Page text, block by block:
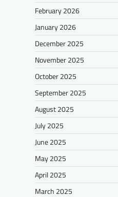
February 2026
January 2026
December 2025
November 2025
October 2025
September 2025
August 2025
July 2025
June 2025
May 2025
April 2025
March 2025